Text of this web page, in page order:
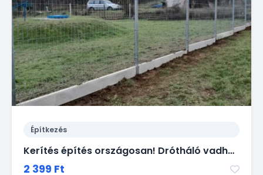
Építkezés
Kerítés építés országosan! Drótháló vadháló drótfonat oszlop kapu
2 399 Ft